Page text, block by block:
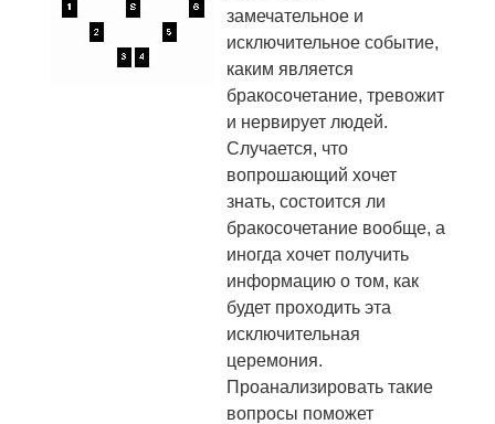
замечательное и
исключительное событие,
каким является
бракосочетание, тревожит
и нервирует людей.
Случается, что
вопрошающий хочет
знать, состоится ли
бракосочетание вообще, а
иногда хочет получить
информацию о том, как
будет проходить эта
исключительная
церемония.
Проанализировать такие
вопросы поможет